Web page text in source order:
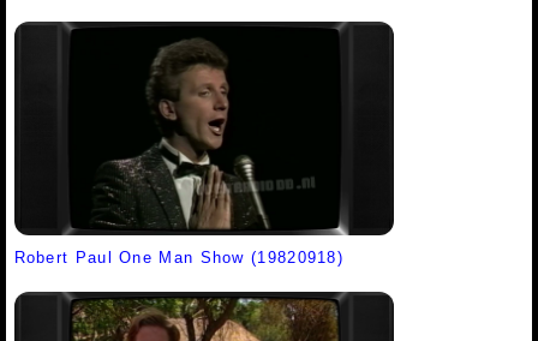
Robert Paul One Man Show (19820918)